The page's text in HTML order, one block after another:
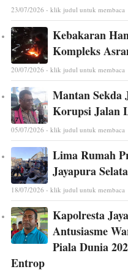
23/07/2026 - klik judul untuk membaca
Kebakaran
Kompleks
20/07/2026 - klik judul untuk membaca
Mantan Sekda
Korupsi Jalan
05/07/2026 - klik judul untuk membaca
Lima Rumah
Jayapura
18/07/2026 - klik judul untuk membaca
Kapolresta
Antusiasme
Piala Dunia
Entrop